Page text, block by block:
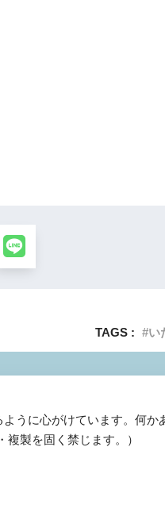
TAGS :
い
うに心がけています。何か
製を固く禁じます。）